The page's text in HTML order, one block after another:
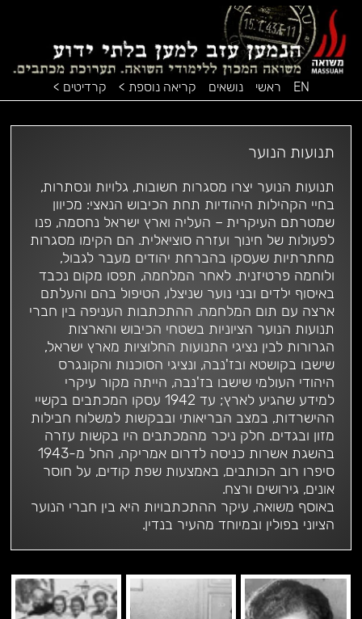
EN ראשי נושאים קריאה נוספת > קרדיטים >
תנועות הנוער
תנועות הנוער יצרו מסגרות חשובות, גלויות ונסתרות,
בחיי הקהילות היהודיות תחת הכיבוש הנאצי: מכיוון
שמטרתם העיקרית – העליה וארץ ישראל נחסמה, פנו
לפעולות של חינוך ועזרה סוציאלית. הם הקימו מסגרות
מחתרתיות שעסקו בהברחת יהודים מעבר לגבול,
ולוחמה פרטיזנית. לאחר המלחמה, תפסו מקום נכבד
באיסוף ילדים ובני נוער שניצלו, הטיפול בהם והעלתם
ארצה עם תום המלחמה. ההתכתבות העניפה בין חברי
תנועות הנוער הציוניות בשטחי הכיבוש והארצות
הגרורות לבין נציגי התנועות החלוציות מארץ ישראל,
שישבו בקושטא ובז'נבה, ונציגי הסוכנות והקונגרס
היהודי העולמי שישבו בז'נבה, הייתה מקור עיקרי
למידע שהגיע לארץ; עד 1942 עסקו המכתבים בקשיי
ההישרדות, במצב הבריאותי ובבקשות למשלוח חבילות
מזון ובגדים. חלק ניכר מהמכתבים היו בקשות עזרה
בהשגת אשרות כניסה לדרום אמריקה, החל מ-1943
סיפרו רוב הכותבים, באמצעות שפת קודים, על חוסר
אונים, גירושים ורצח.
באוסף משואה, עיקר ההתכתבויות היא בין חברי הנוער
הציוני בפולין ובמיוחד מהעיר בנדין.